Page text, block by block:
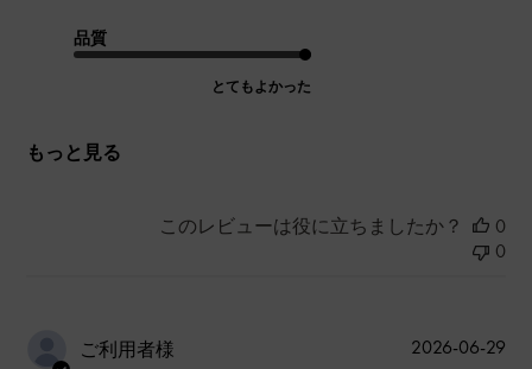
品質
とてもよかった
もっと見る
このレビューは役に立ちましたか？
0
0
ご利用者様
公
2026-06-29